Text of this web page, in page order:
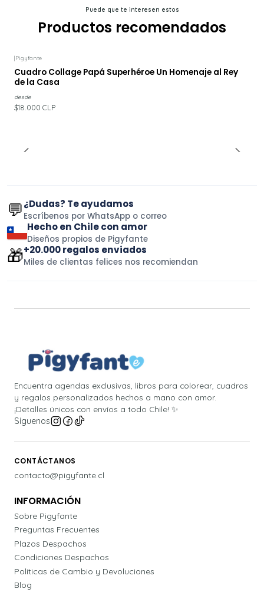
Puede que te interesen estos
Productos recomendados
|Pigyfante
Cuadro Collage Papá Superhéroe Un Homenaje al Rey
de la Casa
desde
$18.000 CLP
💬¿Dudas? Te ayudamos
Escríbenos por WhatsApp o correo
Hecho en Chile con amor
Diseños propios de Pigyfante
🎁+20.000 regalos enviados
Miles de clientas felices nos recomiendan
Encuentra agendas exclusivas, libros para colorear, cuadros
y regalos personalizados hechos a mano con amor.
¡Detalles únicos con envíos a todo Chile! ✨
Síguenos
CONTÁCTANOS
contacto@pigyfante.cl
INFORMACIÓN
Sobre Pigyfante
Preguntas Frecuentes
Plazos Despachos
Condiciones Despachos
Políticas de Cambio y Devoluciones
Blog